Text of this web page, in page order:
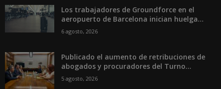
Los trabajadores de Groundforce en el
aeropuerto de Barcelona inician huelga...
6 agosto, 2026
Publicado el aumento de retribuciones de
abogados y procuradores del Turno...
5 agosto, 2026